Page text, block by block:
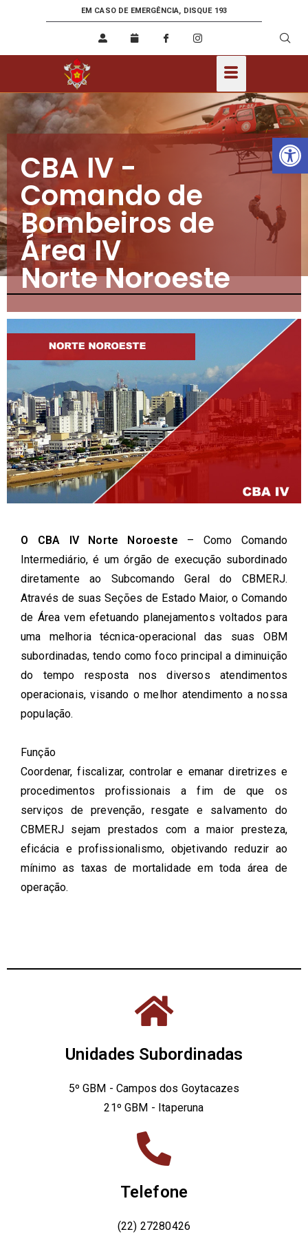
EM CASO DE EMERGÊNCIA, DISQUE 193
CBA IV -
Comando de
Bombeiros de
Área IV
Norte Noroeste
O CBA IV Norte Noroeste – Como Comando
Intermediário, é um órgão de execução subordinado
diretamente ao Subcomando Geral do CBMERJ.
Através de suas Seções de Estado Maior, o Comando
de Área vem efetuando planejamentos voltados para
uma melhoria técnica-operacional das suas OBM
subordinadas, tendo como foco principal a diminuição
do tempo resposta nos diversos atendimentos
operacionais, visando o melhor atendimento a nossa
população.
Função
Coordenar, fiscalizar, controlar e emanar diretrizes e
procedimentos profissionais a fim de que os
serviços de prevenção, resgate e salvamento do
CBMERJ sejam prestados com a maior presteza,
eficácia e profissionalismo, objetivando reduzir ao
mínimo as taxas de mortalidade em toda área de
operação.
Unidades Subordinadas
5º GBM - Campos dos Goytacazes
21º GBM - Itaperuna
Telefone
(22) 27280426